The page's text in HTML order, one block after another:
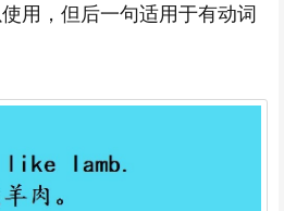
用，但后一句适用于有动词